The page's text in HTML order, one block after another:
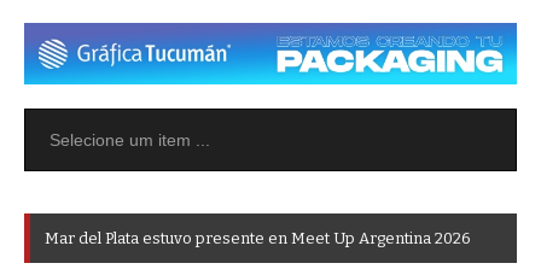
Mar d el Pl ata estuvo presente en Meet Up Argentina 2026